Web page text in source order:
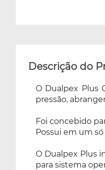
informações estão na
microcontrolado, seus
tornam-se quase
inteligente.
e amigável, com o
Descrição do
O Dualpex Plus
pressão,
Foi concebido
Possui em um
O Dualpex Plus
para sistema